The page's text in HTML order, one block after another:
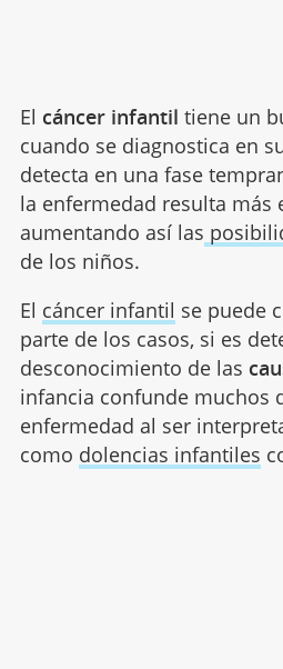
El cáncer infantil tiene un
cuando se diagnostica en
detecta en una fase
la enfermedad resulta más
aumentando así las
de los niños.
El cáncer infantil se puede
parte de los casos, si es
desconocimiento de las
infancia confunde muchos
enfermedad al ser
como dolencias infantiles